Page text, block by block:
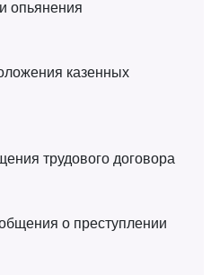
опьянения
казенных
трудового договора
о преступлении